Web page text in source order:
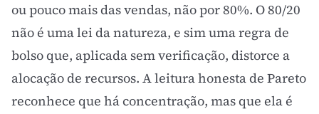
ou pouco mais das vendas, não por 80%. O 80/20
não é uma lei da natureza, e sim uma regra de
bolso que, aplicada sem verificação, distorce a
alocação de recursos. A leitura honesta de Pareto
reconhece que há concentração, mas que ela é